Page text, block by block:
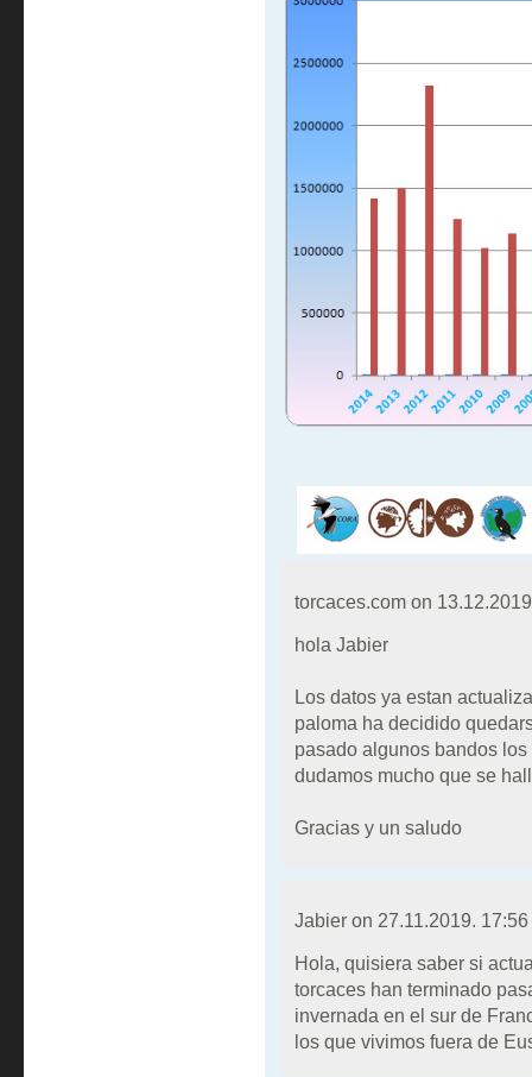
torcaces.com on
hola Jabier
Los datos ya estan
paloma ha decidido
pasado algunos bandos
dudamos mucho que se
Gracias y un saludo
Jabier on 27.11.2019. 17:56
Hola, quisiera saber si
torcaces han terminado
invernada en el sur de
los que vivimos fuera de